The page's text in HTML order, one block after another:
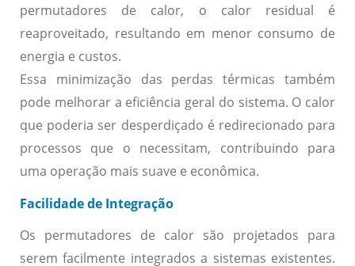
permutadores de calor, o calor residual é
reaproveitado, resultando em menor consumo de
energia e custos.
Essa minimização das perdas térmicas também
pode melhorar a eficiência geral do sistema. O calor
que poderia ser desperdiçado é redirecionado para
processos que o necessitam, contribuindo para
uma operação mais suave e econômica.
Facilidade de Integração
Os permutadores de calor são projetados para
serem facilmente integrados a sistemas existentes.